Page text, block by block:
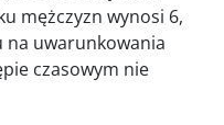
mężczyzn wynosi 6,
na uwarunkowania
czasowym nie